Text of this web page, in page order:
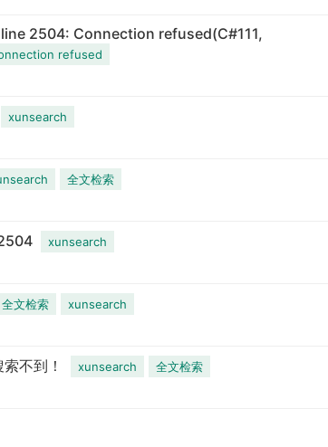
2504: Connection refused(C#111,
refused
xunsearch
全文检索
xunsearch
全文检索
xunsearch
不到！ xunsearch
全文检索